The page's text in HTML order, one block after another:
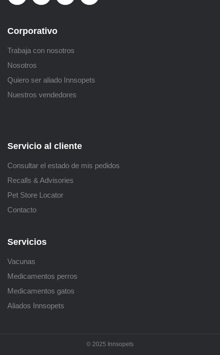
Corporativo
Trabaja con nosotros
Nosotros
Quiero ser aliado Innsopets
Nuestros vendedores
Servicio al cliente
Consultar el estado de mis pedidos
Recalls & Advisories
Pet Store Locator
Contacto
Servicios
Vacunas
Medicamentos perros
Medicamentos gatos
Aliados Innsopets
© 2025 Innsopets